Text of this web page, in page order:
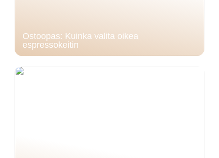
Ostoopas: Kuinka valita oikea
espressokeitin